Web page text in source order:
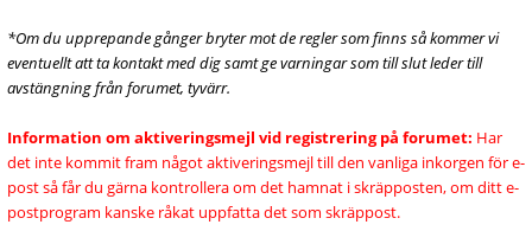
*Om du upprepande gånger bryter mot de regler som finns så kommer vi
eventuellt att ta kontakt med dig samt ge varningar som till slut leder till
avstängning från forumet, tyvärr.
Information om aktiveringsmejl vid registrering på forumet: Har
det inte kommit fram något aktiveringsmejl till den vanliga inkorgen för e-
post så får du gärna kontrollera om det hamnat i skräpposten, om ditt e-
postprogram kanske råkat uppfatta det som skräppost.